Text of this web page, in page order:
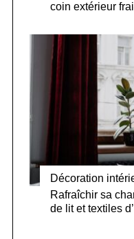
coin extérieur
Décoration
Rafraîchir sa
de lit et textiles